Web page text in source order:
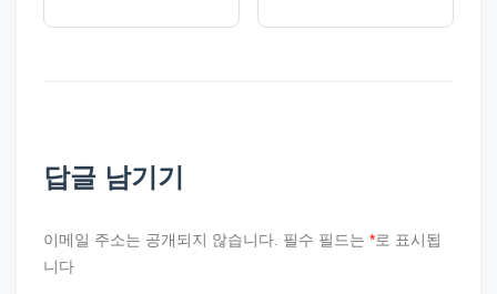
답글 남기기
이메일 주소는 공개되지 않습니다. 필수 필드는 *로 표시됩
니다